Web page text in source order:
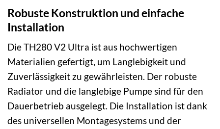
Robuste Konstruktion und einfache
Installation
Die TH280 V2 Ultra ist aus hochwertigen
Materialien gefertigt, um Langlebigkeit und
Zuverlässigkeit zu gewährleisten. Der robuste
Radiator und die langlebige Pumpe sind für den
Dauerbetrieb ausgelegt. Die Installation ist dank
des universellen Montagesystems und der